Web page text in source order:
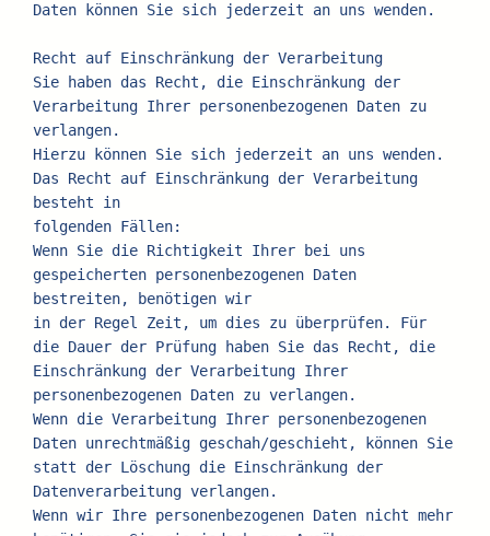
Daten können Sie sich jederzeit an uns wenden.
Recht auf Einschränkung der Verarbeitung
Sie haben das Recht, die Einschränkung der
Verarbeitung Ihrer personenbezogenen Daten zu
verlangen.
Hierzu können Sie sich jederzeit an uns wenden.
Das Recht auf Einschränkung der Verarbeitung
besteht in
folgenden Fällen:
Wenn Sie die Richtigkeit Ihrer bei uns
gespeicherten personenbezogenen Daten
bestreiten, benötigen wir
in der Regel Zeit, um dies zu überprüfen. Für
die Dauer der Prüfung haben Sie das Recht, die
Einschränkung der Verarbeitung Ihrer
personenbezogenen Daten zu verlangen.
Wenn die Verarbeitung Ihrer personenbezogenen
Daten unrechtmäßig geschah/geschieht, können Sie
statt der Löschung die Einschränkung der
Datenverarbeitung verlangen.
Wenn wir Ihre personenbezogenen Daten nicht mehr